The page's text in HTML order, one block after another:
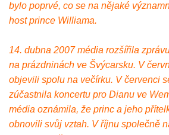
bylo poprvé, co se na nějaké
host prince Williama.
14. dubna 2007 média rozšířila
na prázdninách ve Švýcarsku. V
objevili spolu na večírku. V červenci
zúčastnila koncertu pro Dianu ve
média oznámila, že princ a jeho
obnovili svůj vztah. V říjnu společně